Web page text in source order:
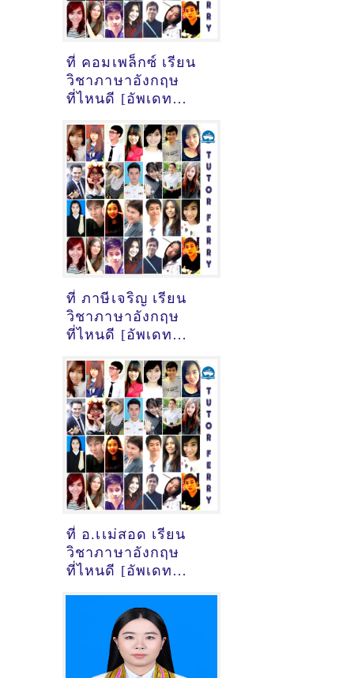
ที่ คอมเพล็กซ์ เรียน
วิชาภาษาอังกฤษ
ที่ไหนดี [อัพเดท
อังกฤษ
เมื่อ2/11/2024,
17:43:28]
ที่ ภาษีเจริญ เรียน
วิชาภาษาอังกฤษ
ที่ไหนดี [อัพเดท
อังกฤษ
เมื่อ2/11/2024,
12:06:31]
ที่ อ.เเม่สอด เรียน
วิชาภาษาอังกฤษ
ที่ไหนดี [อัพเดท
เมื่อ2/11/2024,
10:48:16]